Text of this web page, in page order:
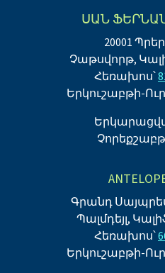
ՍԱՆ
20001
Չաթսվորթ,
Հեռախոս՝
Երկուշաբթի-
Գրանդ
Պալմդեյլ,
Հեռախոս՝
Երկուշաբթի-